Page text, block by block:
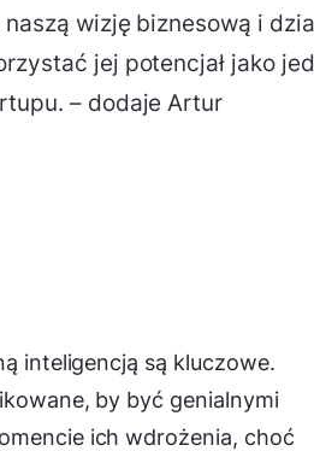
wizję biznesową i
jej potencjał jako
– dodaje Artur
inteligencją są kluczowe.
by być genialnymi
ich wdrożenia, choć